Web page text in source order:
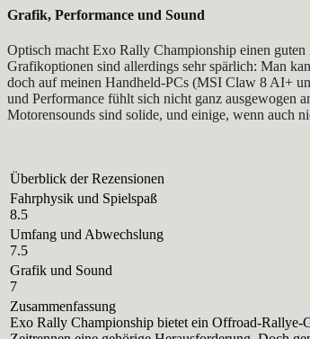
Grafik, Performance und Sound
Optisch macht Exo Rally Championship einen
Grafikoptionen sind allerdings sehr spärlich: Man
doch auf meinen Handheld-PCs (MSI Claw 8 AI+
und Performance fühlt sich nicht ganz ausgewogen
Motorensounds sind solide, und einige, wenn auch
Überblick der Rezensionen
Fahrphysik und Spielspaß
8.5
Umfang und Abwechslung
7.5
Grafik und Sound
7
Zusammenfassung
Exo Rally Championship bietet ein Offroad-Rallye-